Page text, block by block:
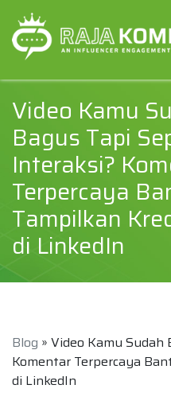
Video Kamu
Bagus Tapi
Interaksi?
Terpercaya
Tampilkan
di LinkedIn
Blog » Video Kamu
Komentar Terpercaya
di LinkedIn